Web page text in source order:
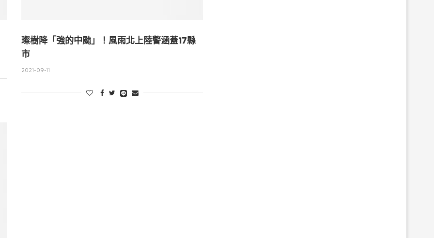
璨樹降「強的中颱」！風雨北上陸警涵蓋17縣
市
2021-09-11